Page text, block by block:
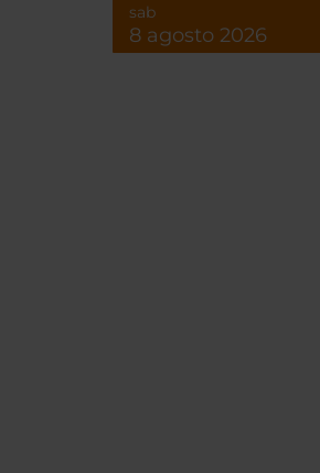
sab
8 agosto 2026